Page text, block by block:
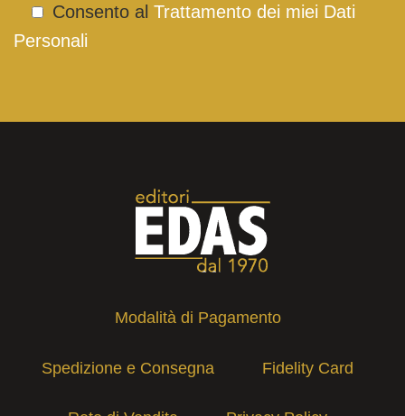
Consento al Trattamento dei miei Dati
Personali
Modalità di Pagamento
Spedizione e Consegna Fidelity Card